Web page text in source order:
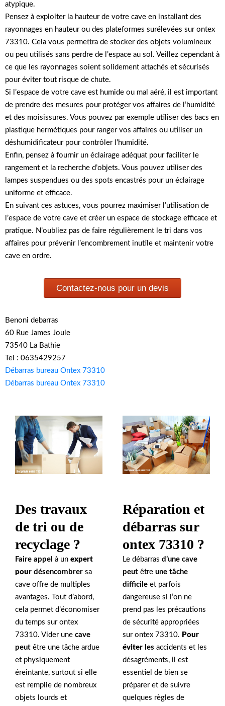
atypique.
Pensez à exploiter la hauteur de votre cave en installant des
rayonnages en hauteur ou des plateformes surélevées sur ontex
73310. Cela vous permettra de stocker des objets volumineux
ou peu utilisés sans perdre de l’espace au sol. Veillez cependant à
ce que les rayonnages soient solidement attachés et sécurisés
pour éviter tout risque de chute.
Si l’espace de votre cave est humide ou mal aéré, il est important
de prendre des mesures pour protéger vos affaires de l’humidité
et des moisissures. Vous pouvez par exemple utiliser des bacs en
plastique hermétiques pour ranger vos affaires ou utiliser un
déshumidificateur pour contrôler l’humidité.
Enfin, pensez à fournir un éclairage adéquat pour faciliter le
rangement et la recherche d’objets. Vous pouvez utiliser des
lampes suspendues ou des spots encastrés pour un éclairage
uniforme et efficace.
En suivant ces astuces, vous pourrez maximiser l’utilisation de
l’espace de votre cave et créer un espace de stockage efficace et
pratique. N’oubliez pas de faire régulièrement le tri dans vos
affaires pour prévenir l’encombrement inutile et maintenir votre
cave en ordre.
Contactez-nous pour un devis
Benoni debarras
60 Rue James Joule
73540 La Bathie
Tel : 0635429257
Débarras bureau Ontex 73310
Débarras bureau Ontex 73310
Des travaux
de tri ou de
recyclage ?
Faire appel à un expert
pour désencombrer sa
cave offre de multiples
avantages. Tout d’abord,
cela permet d’économiser
du temps sur ontex
73310. Vider une cave
peut être une tâche ardue
et physiquement
éreintante, surtout si elle
est remplie de nombreux
objets lourds et
Réparation et
débarras sur
ontex 73310 ?
Le débarras d’une cave
peut être une tâche
difficile et parfois
dangereuse si l’on ne
prend pas les précautions
de sécurité appropriées
sur ontex 73310. Pour
éviter les accidents et les
désagréments, il est
essentiel de bien se
préparer et de suivre
quelques règles de